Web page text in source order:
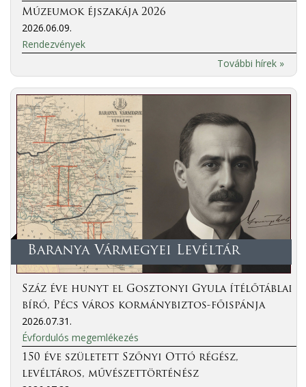
Múzeumok éjszakája 2026
2026.06.09.
Rendezvények
További hírek »
Baranya Vármegyei Levéltár
Száz éve hunyt el Gosztonyi Gyula ítélőtáblai
bíró, Pécs város kormánybiztos-főispánja
2026.07.31.
Évfordulós megemlékezés
150 éve született Szőnyi Ottó régész,
levéltáros, művészettörténész